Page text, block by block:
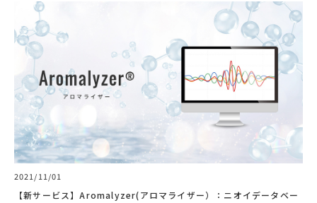
2021/11/01
【新サービス】Aromalyzer(アロマライザー）：ニオイデータベー